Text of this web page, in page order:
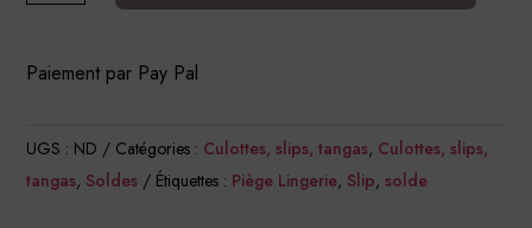
Paiement par Pay Pal
UGS : ND Catégories : Culottes, slips, tangas, Culottes, slips,
tangas, Soldes Étiquettes : Piège Lingerie, Slip,solde